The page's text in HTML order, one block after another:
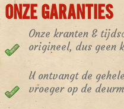
ONZE GARANTIES
Onze kranten &
origineel, dus geen
U ontvangt de
vroeger op de